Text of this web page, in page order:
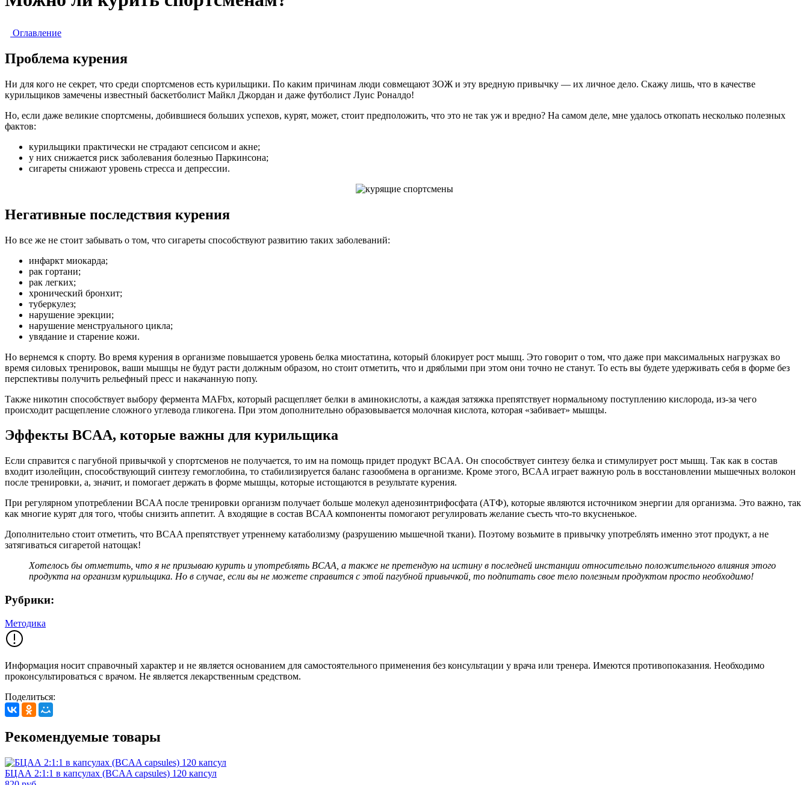
Оглавление
Проблема курения
Ни для кого не секрет, что среди спортсменов есть курильщики. По каким причинам люди совмещают ЗОЖ и эту вредную привычку — их личное дело. Скажу лишь, что в качестве
курильщиков замечены известный баскетболист Майкл Джордан и даже футболист Луис Роналдо!
Но, если даже великие спортсмены, добившиеся больших успехов, курят, может, стоит предположить, что это не так уж и вредно? На самом деле, мне удалось откопать несколько полезных
фактов:
курильщики практически не страдают сепсисом и акне;
у них снижается риск заболевания болезнью Паркинсона;
сигареты снижают уровень стресса и депрессии.
Негативные последствия курения
Но все же не стоит забывать о том, что сигареты способствуют развитию таких заболеваний:
инфаркт миокарда;
рак гортани;
рак легких;
хронический бронхит;
туберкулез;
нарушение эрекции;
нарушение менструального цикла;
увядание и старение кожи.
Но вернемся к спорту. Во время курения в организме повышается уровень белка миостатина, который блокирует рост мышц. Это говорит о том, что даже при максимальных нагрузках во
время силовых тренировок, ваши мышцы не будут расти должным образом, но стоит отметить, что и дряблыми при этом они точно не станут. То есть вы будете удерживать себя в форме без
перспективы получить рельефный пресс и накачанную попу.
Также никотин способствует выбору фермента MAFbx, который расщепляет белки в аминокислоты, а каждая затяжка препятствует нормальному поступлению кислорода, из-за чего
происходит расщепление сложного углевода гликогена. При этом дополнительно образовывается молочная кислота, которая «забивает» мышцы.
Эффекты BCAA, которые важны для курильщика
Если справится с пагубной привычкой у спортсменов не получается, то им на помощь придет продукт BCAA. Он способствует синтезу белка и стимулирует рост мышц. Так как в состав
входит изолейцин, способствующий синтезу гемоглобина, то стабилизируется баланс газообмена в организме. Кроме этого, BCAA играет важную роль в восстановлении мышечных волокон
после тренировки, а, значит, и помогает держать в форме мышцы, которые истощаются в результате курения.
При регулярном употреблении BCAA после тренировки организм получает больше молекул аденозинтрифосфата (АТФ), которые являются источником энергии для организма. Это важно, так
как многие курят для того, чтобы снизить аппетит. А входящие в состав BCAA компоненты помогают регулировать желание съесть что-то вкусненькое.
Дополнительно стоит отметить, что BCAA препятствует утреннему катаболизму (разрушению мышечной ткани). Поэтому возьмите в привычку употреблять именно этот продукт, а не
затягиваться сигаретой натощак!
Хотелось бы отметить, что я не призываю курить и употреблять BCAA, а также не претендую на истину в последней инстанции относительно положительного влияния этого
продукта на организм курильщика. Но в случае, если вы не можете справится с этой пагубной привычкой, то подпитать свое тело полезным продуктом просто необходимо!
Рубрики:
Методика
Информация носит справочный характер и не является основанием для самостоятельного применения без консультации у врача или тренера. Имеются противопоказания. Необходимо
проконсультироваться с врачом. Не является лекарственным средством.
Поделиться:
Рекомендуемые товары
БЦАА 2:1:1 в капсулах (BCAA capsules) 120 капсул